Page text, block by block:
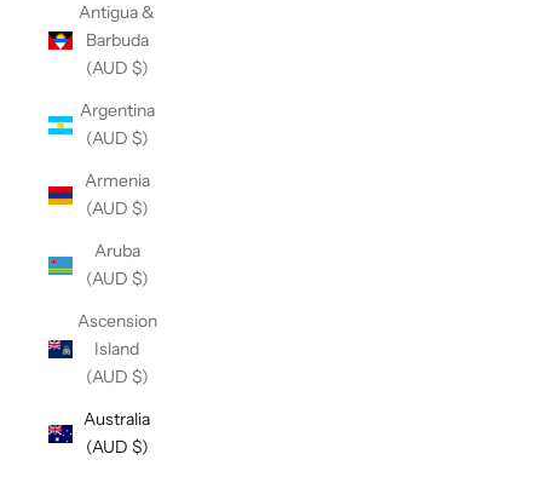
Antigua &
Barbuda
(AUD $)
Argentina
(AUD $)
Armenia
(AUD $)
Aruba
(AUD $)
Ascension
Island
(AUD $)
Australia
(AUD $)